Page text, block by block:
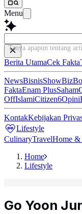
Menu
Tanya apapun tentang
Berita UtamaCek Fakta
NewsBisnisShowBiz
FaktaEnam PlusSaham
OffIslamiCitizen6Opini
KontakKebijakan
Lifestyle
CulinaryTravelHome &
Home
Lifestyle
Go Yoon